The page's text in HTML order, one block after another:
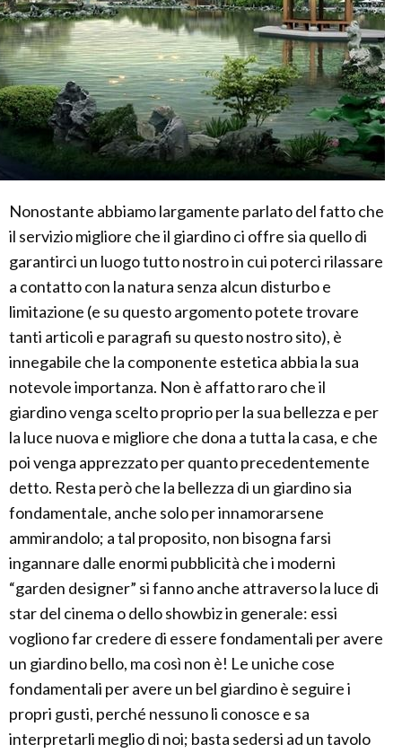
Nonostante abbiamo largamente parlato del fatto che
il servizio migliore che il giardino ci offre sia quello di
garantirci un luogo tutto nostro in cui poterci rilassare
a contatto con la natura senza alcun disturbo e
limitazione (e su questo argomento potete trovare
tanti articoli e paragrafi su questo nostro sito), è
innegabile che la componente estetica abbia la sua
notevole importanza. Non è affatto raro che il
giardino venga scelto proprio per la sua bellezza e per
la luce nuova e migliore che dona a tutta la casa, e che
poi venga apprezzato per quanto precedentemente
detto. Resta però che la bellezza di un giardino sia
fondamentale, anche solo per innamorarsene
ammirandolo; a tal proposito, non bisogna farsi
ingannare dalle enormi pubblicità che i moderni
“garden designer” si fanno anche attraverso la luce di
star del cinema o dello showbiz in generale: essi
vogliono far credere di essere fondamentali per avere
un giardino bello, ma così non è! Le uniche cose
fondamentali per avere un bel giardino è seguire i
propri gusti, perché nessuno li conosce e sa
interpretarli meglio di noi; basta sedersi ad un tavolo